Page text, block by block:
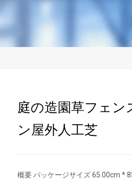
庭の造園草フェン
ン屋外人工芝
概要 パッケージサイズ 65.00cm *